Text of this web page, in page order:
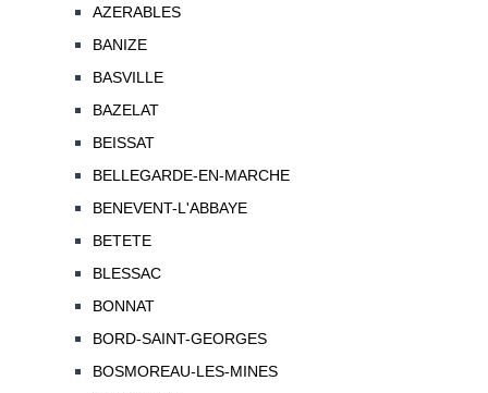
AZERABLES
BANIZE
BASVILLE
BAZELAT
BEISSAT
BELLEGARDE-EN-MARCHE
BENEVENT-L'ABBAYE
BETETE
BLESSAC
BONNAT
BORD-SAINT-GEORGES
BOSMOREAU-LES-MINES